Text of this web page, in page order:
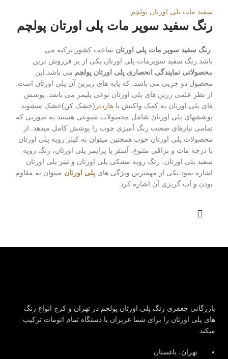
سفید مات پلی اورتان پولچم
رنگ سفید سوپر مات پلی اورتان پولچم
رنگ سفید سوپر مات پلی اورتان ساخت کشور ترکیه می
باشد.رنگ سفید سوپرمات پلی اورتان یکی از پر فرروش ترین
محصولاتی نمایندگی انحصاری پلی اورتان پولچم می باشد.این
محصول دو جزِیی می باشد. که پایه های زیرین آن پلی اورتان است.
از نظر علمی رزین های پلی اورتان نوعی پلیمر می باشد. پوشش
های پلی اورتان به کمک واکنش با هاردنر (خشک کن)خشک میشوند.
پوششهای پلی اورتان شامل محصولات متنوعی هستند.به صورتی که
تمامی نیازهای صعنت رنگ آمیزی چوب را پوشش کامل میدهد. از
محصولات پلی اورتان چوب همچنین میتوان به کیلر رویه پلی اورتان
با درجه مات و براقی متنوع، آستر یا پرایمر پلی اورتان، رنگ رویه
سفید پلی اورتان، رنگ رویه مشکی پلی اورتان و تینر پلی اورتان
اشاره نمود.یکی از مهمترین ویژگی های پلی اورتان میتوان به مقاوم
بودن و آب گریزی آن اشاره کرد.
بازرگانی جعفری رنگ پلی اورتان پولچم در تهران و کرج انواع رنگ
های پلی اورتان را برای شما عزیزان با دستگاه تمام اتومات ترکیب
میکند.
تهران، باغستان